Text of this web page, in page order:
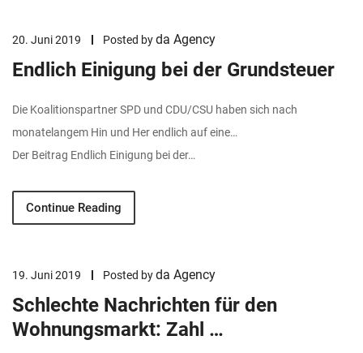
20. Juni 2019 Posted byda Agency
Endlich Einigung bei der Grundsteuer
Die Koalitionspartner SPD und CDU/CSU haben sich nach
monatelangem Hin und Her endlich auf eine…
Der Beitrag Endlich Einigung bei der…
Continue Reading
19. Juni 2019 Posted byda Agency
Schlechte Nachrichten für den
Wohnungsmarkt: Zahl …